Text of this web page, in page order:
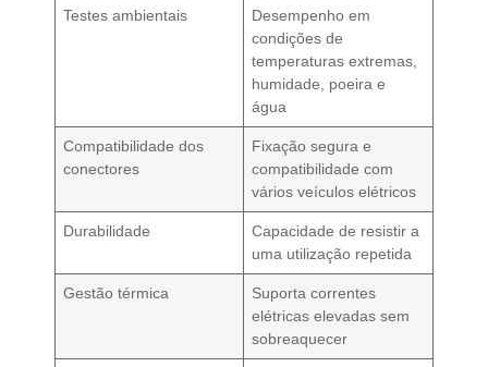
Testes ambientais
Desempenho em
condições de
temperaturas extremas,
humidade, poeira e
água
Compatibilidade dos
conectores
Fixação segura e
compatibilidade com
vários veículos elétricos
Durabilidade
Capacidade de resistir a
uma utilização repetida
Gestão térmica
Suporta correntes
elétricas elevadas sem
sobreaquecer